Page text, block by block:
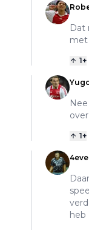
Dat
met
1+
1+
heb